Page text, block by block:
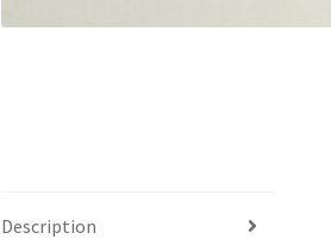
Description